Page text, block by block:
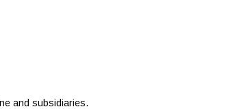
and subsidiaries.